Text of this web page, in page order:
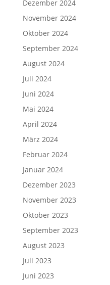
Dezember 2024
November 2024
Oktober 2024
September 2024
August 2024
Juli 2024
Juni 2024
Mai 2024
April 2024
März 2024
Februar 2024
Januar 2024
Dezember 2023
November 2023
Oktober 2023
September 2023
August 2023
Juli 2023
Juni 2023